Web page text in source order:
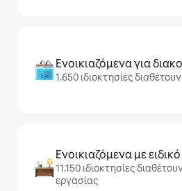
Ενοικιαζόμενα για
1.650 ιδιοκτησίες
Ενοικιαζόμενα με
11.150 ιδιοκτησίες
εργασίας